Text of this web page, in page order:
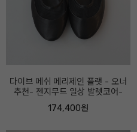
포지 이탈리안 레더 부츠 - 롱부터
앵클까지 - 오너추천- 굽 4센티